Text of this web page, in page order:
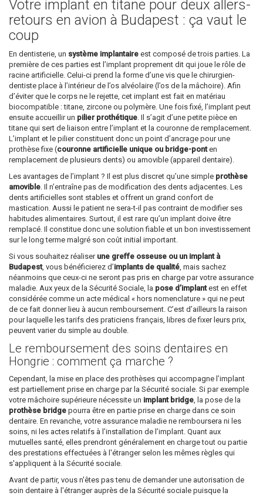
Votre implant en titane pour deux allers-
retours en avion à Budapest : ça vaut le
coup
En dentisterie, un système implantaire est composé de trois parties. La
première de ces parties est l’implant proprement dit qui joue le rôle de
racine artificielle. Celui-ci prend la forme d’une vis que le chirurgien-
dentiste place à l’intérieur de l’os alvéolaire (l’os de la mâchoire). Afin
d’éviter que le corps ne le rejette, cet implant est fait en matériau
biocompatible : titane, zircone ou polymère. Une fois fixé, l’implant peut
ensuite accueillir un pilier prothétique. Il s’agit d’une petite pièce en
titane qui sert de liaison entre l’implant et la couronne de remplacement.
L’implant et le pilier constituent donc un point d’ancrage pour une
prothèse fixe (couronne artificielle unique ou bridge-ponten
remplacement de plusieurs dents) ou amovible (appareil dentaire).
Les avantages de l’implant ? Il est plus discret qu’une simple prothèse
amovible. Il n’entraîne pas de modification des dents adjacentes. Les
dents artificielles sont stables et offrent un grand confort de
mastication. Aussi le patient ne sera-t-il pas contraint de modifier ses
habitudes alimentaires. Surtout, il est rare qu’un implant doive être
remplacé. Il constitue donc une solution fiable et un bon investissement
sur le long terme malgré son coût initial important.
Si vous souhaitez réaliser une greffe osseuse ou un implant à
Budapest, vous bénéficierez d’implants de qualité, mais sachez
néanmoins que ceux-ci ne seront pas pris en charge par votre assurance
maladie. Aux yeux de la Sécurité Sociale, la pose d’implantest en effet
considérée comme un acte médical « hors nomenclature » qui ne peut
de ce fait donner lieu à aucun remboursement. C’est d’ailleurs la raison
pour laquelle les tarifs des praticiens français, libres de fixer leurs prix,
peuvent varier du simple au double.
Le remboursement des soins dentaires en
Hongrie : comment ça marche ?
Cependant, la mise en place des prothèses qui accompagne l’implant
est partiellement prise en charge par la Sécurité sociale. Si par exemple
votre mâchoire supérieure nécessite un implant bridge, la pose de la
prothèse bridge pourra être en partie prise en charge dans ce soin
dentaire. En revanche, votre assurance maladie ne remboursera ni les
soins, ni les actes relatifs à l’installation de l’implant. Quant aux
mutuelles santé, elles prendront généralement en charge tout ou partie
des prestations effectuées à l'étranger selon les mêmes règles qui
s'appliquent à la Sécurité sociale.
Avant de partir, vous n'êtes pas tenu de demander une autorisation de
soin dentaire à l'étranger auprès de la Sécurité sociale puisque la